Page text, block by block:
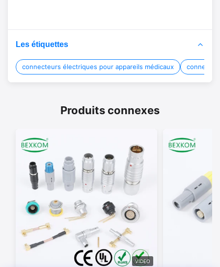
Les étiquettes
connecteurs électriques pour appareils médicaux
Produits connexes
VIDEO